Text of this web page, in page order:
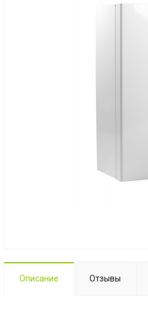
Описание Отзывы